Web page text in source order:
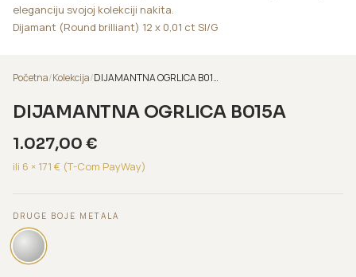
eleganciju svojoj kolekciji nakita.
Dijamant (Round brilliant) 12 x 0,01 ct SI/G
Početna/Kolekcija/ DIJAMANTNA OGRLICA B015A
DIJAMANTNA OGRLICA B015A
1.027,00 €
ili 6 × 171 € (T-Com PayWay)
DRUGE BOJE METALA